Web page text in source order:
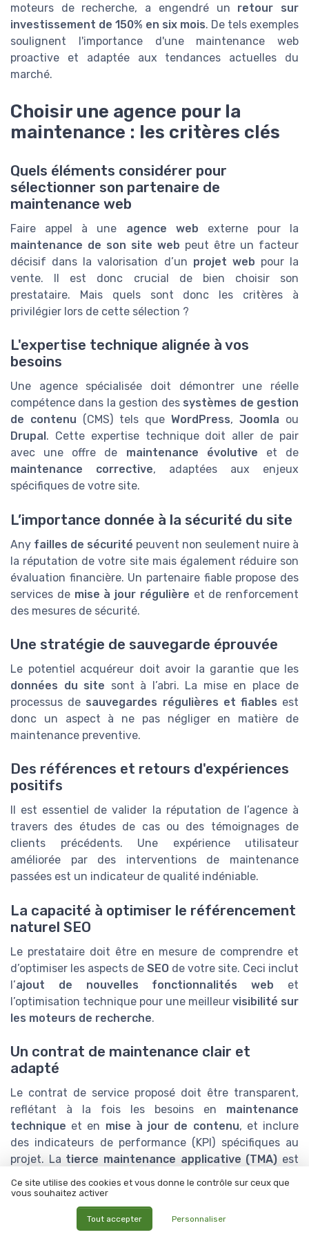
moteurs de recherche, a engendré un retour sur
investissement de 150% en six mois. De tels exemples
soulignent l'importance d'une maintenance web
proactive et adaptée aux tendances actuelles du
marché.
Choisir une agence pour la
maintenance : les critères clés
Quels éléments considérer pour
sélectionner son partenaire de
maintenance web
Faire appel à une agence web externe pour la
maintenance de son site web peut être un facteur
décisif dans la valorisation d’un projet web pour la
vente. Il est donc crucial de bien choisir son
prestataire. Mais quels sont donc les critères à
privilégier lors de cette sélection ?
L'expertise technique alignée à vos
besoins
Une agence spécialisée doit démontrer une réelle
compétence dans la gestion des systèmes de gestion
de contenu (CMS) tels que WordPress, Joomla ou
Drupal . Cette expertise technique doit aller de pair
avec une offre de maintenance évolutive et de
maintenance corrective, adaptées aux enjeux
spécifiques de votre site.
L’importance donnée à la sécurité du site
Any failles de sécurité peuvent non seulement nuire à
la réputation de votre site mais également réduire son
évaluation financière. Un partenaire fiable propose des
services de mise à jour régulière et de renforcement
des mesures de sécurité.
Une stratégie de sauvegarde éprouvée
Le potentiel acquéreur doit avoir la garantie que les
données du site sont à l’abri. La mise en place de
processus de sauvegardes régulières et fiables est
donc un aspect à ne pas négliger en matière de
maintenance preventive.
Des références et retours d'expériences
positifs
Il est essentiel de valider la réputation de l’agence à
travers des études de cas ou des témoignages de
clients précédents. Une expérience utilisateur
améliorée par des interventions de maintenance
passées est un indicateur de qualité indéniable.
La capacité à optimiser le référencement
naturel SEO
Le prestataire doit être en mesure de comprendre et
d’optimiser les aspects de SEO de votre site. Ceci inclut
l’ajout de nouvelles fonctionnalités web et
l’optimisation technique pour une meilleur visibilité sur
les moteurs de recherche.
Un contrat de maintenance clair et
adapté
Le contrat de service proposé doit être transparent,
reflétant à la fois les besoins en maintenance
technique et en mise à jour de contenu, et inclure
des indicateurs de performance (KPI) spécifiques au
projet. La tierce maintenance applicative (TMA) est
Une approche centrée sur l'expérience
utilisateur
Ce site utilise des cookies et vous donne le contrôle sur ceux que
vous souhaitez activer
Tout accepter Personnaliser